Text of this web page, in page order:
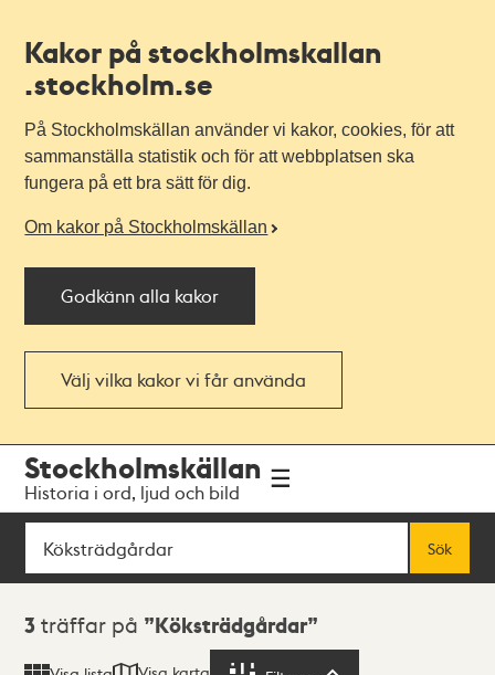
Kakor på stockholmskallan
.stockholm.se
På Stockholmskällan använder vi kakor, cookies, för att
sammanställa statistik och för att webbplatsen ska
fungera på ett bra sätt för dig.
Om kakor på Stockholmskällan
Godkänn alla kakor
Välj vilka kakor vi får använda
navigationen
huvudinnehållet
Stockholmskällan
Historia i ord, ljud och bild
Sök
Sök
Sökresultat
3 träffar på Köksträdgårdar